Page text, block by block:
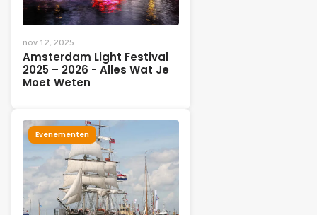
nov 12, 2025
Amsterdam Light Festival
2025 – 2026 - Alles Wat Je
Moet Weten
Evenementen